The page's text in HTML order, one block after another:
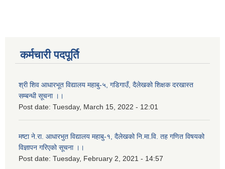
कर्मचारी पदपूर्ति
श्री शिव आधारभूत विद्यालय महाबु-५, गडिगाउँ, दैलेखको शिक्षक दरखास्त
सम्बन्धी सूचना ।।
Post date: Tuesday, March 15, 2022 - 12:01
मष्टा ने.रा. आधारभुत विद्यालय महाबु-१, दैलेखको नि.मा.वि. तह गणित विषयको
विज्ञापन गरिएको सूचना ।।
Post date: Tuesday, February 2, 2021 - 14:57